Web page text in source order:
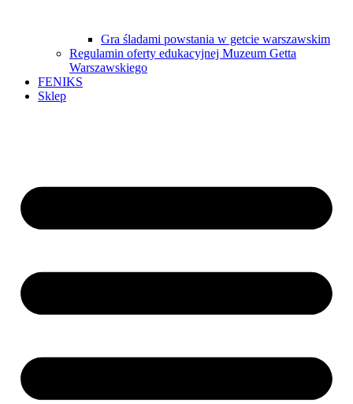
Gra śladami powstania w getcie warszawskim
Regulamin oferty edukacyjnej Muzeum Getta
Warszawskiego
FENIKS
Sklep